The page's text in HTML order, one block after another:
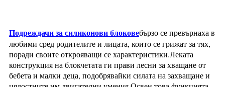
Подреждачи за силиконови блоковебързо се превърнаха в
любими сред родителите и лицата, които се грижат за тях,
поради своите открояващи се характеристики.Леката
конструкция на блокчетата ги прави лесни за хващане от
бебета и малки деца, подобрявайки силата на захващане и